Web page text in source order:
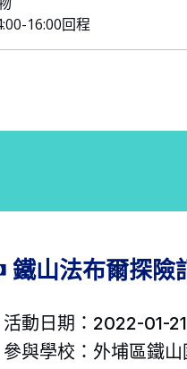
16:00回程
鐵山法布爾探
動日期：2022-01-
與學校：外埔區鐵山